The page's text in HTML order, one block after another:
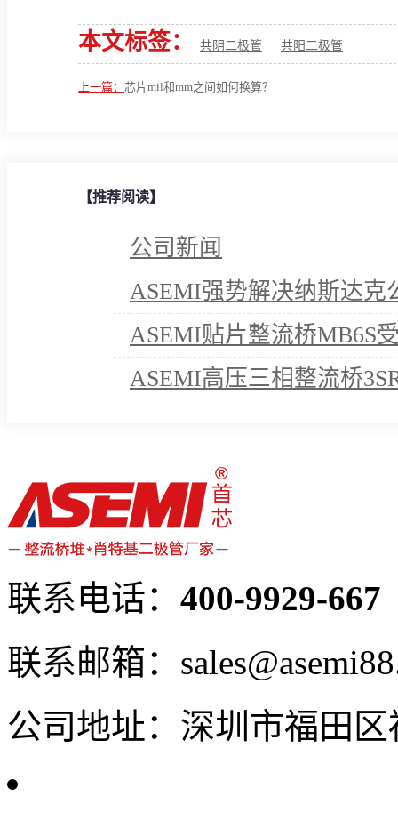
本文标签： 共阴二极管 共阳二极管
上一篇： 芯片mil和mm之间如何换算？
【推荐阅读】
公司新闻
ASEMI强势解决纳斯达克
ASEMI贴片整流桥MB6S
ASEMI高压三相整流桥
联系电话： 400-9929-667
联系邮箱：
公司地址：深圳市福田